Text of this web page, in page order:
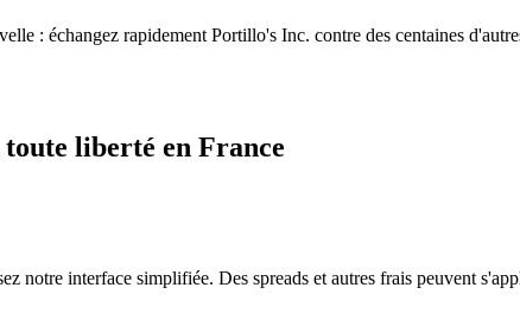
: échangez rapidement Portillo's Inc. contre des centaines
liberté en France
notre interface simplifiée. Des spreads et autres frais peuvent